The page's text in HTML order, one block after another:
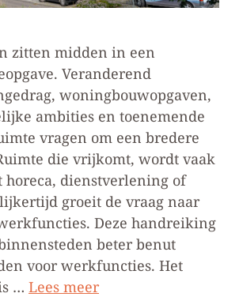
zitten midden in een
Veranderend
woningbouwopgaven,
ambities en toenemende
vragen om een bredere
die vrijkomt, wordt vaak
horeca, dienstverlening of
groeit de vraag naar
Deze handreiking
beter benut
voor werkfuncties. Het
… Lees meer